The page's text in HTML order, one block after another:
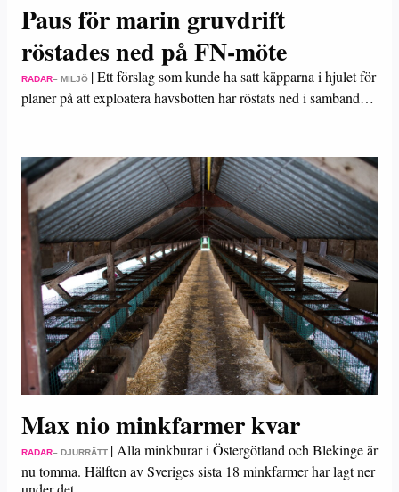
Paus för marin gruvdrift
röstades ned på FN-möte
RADAR– MILJÖ |Ett förslag som kunde ha satt käpparna i hjulet för
planer på att exploatera havsbotten har röstats ned i samband…
Max nio minkfarmer kvar
RADAR– DJURRÄTT | Alla minkburar i Östergötland och Blekinge är
nu tomma. Hälften av Sveriges sista 18 minkfarmer har lagt ner